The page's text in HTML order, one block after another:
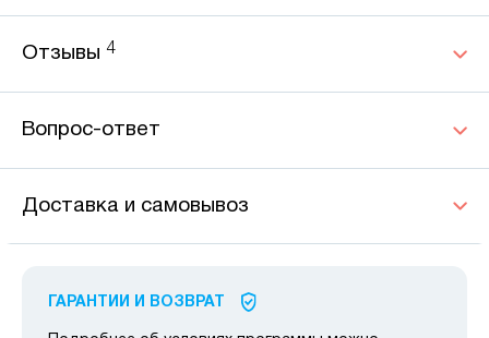
Отзывы 4
Вопрос-ответ
Доставка и самовывоз
ГАРАНТИИ И ВОЗВРАТ